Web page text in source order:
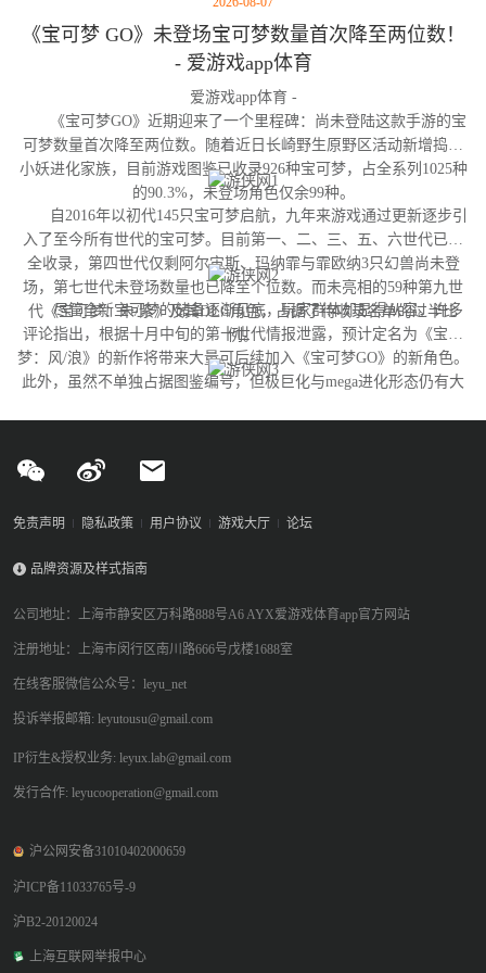
《宝可梦 GO》未登场宝可梦数量首次降至两位数！
- 爱游戏app体育
爱游戏app体育 -
《宝可梦GO》近期迎来了一个里程碑：尚未登陆这款手游的宝
可梦数量首次降至两位数。随着近日长崎野生原野区活动新增捣蛋
小妖进化家族，目前游戏图鉴已收录926种宝可梦，占全系列1025种
的90.3%，未登场角色仅余99种。
自2016年以初代145只宝可梦启航，九年来游戏通过更新逐步引
入了至今所有世代的宝可梦。目前第一、二、三、五、六世代已完
全收录，第四世代仅剩阿尔宙斯、玛纳霏与霏欧纳3只幻兽尚未登
场，第七世代未登场数量也已降至个位数。而未亮相的59种第九世
代《宝可梦：朱/紫》及其DLC角色，占据了待收录名单的过半比
例。
尽管全新宝可梦的储备逐渐见底，玩家群体却显得从容。许多
评论指出，根据十月中旬的第十世代情报泄露，预计定名为《宝可
梦：风/浪》的新作将带来大量可后续加入《宝可梦GO》的新角色。
此外，虽然不单独占据图鉴编号，但极巨化与mega进化形态仍有大
免责声明 隐私政策 用户协议 游戏大厅 论坛
品牌资源及样式指南
公司地址：上海市静安区万科路888号A6 AYX爱游戏体育app官方网站
注册地址：上海市闵行区南川路666号戊楼1688室
在线客服微信公众号：leyu_net
投诉举报邮箱: leyutousu@gmail.com
IP衍生&授权业务: leyux.lab@gmail.com
发行合作: leyucooperation@gmail.com
沪公网安备31010402000659
沪ICP备11033765号-9
沪B2-20120024
上海互联网举报中心